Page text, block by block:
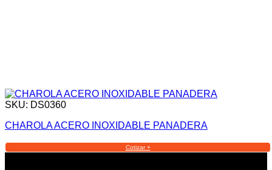
SKU: DS0360
CHAROLA ACERO INOXIDABLE PANADERA
Cotizar +